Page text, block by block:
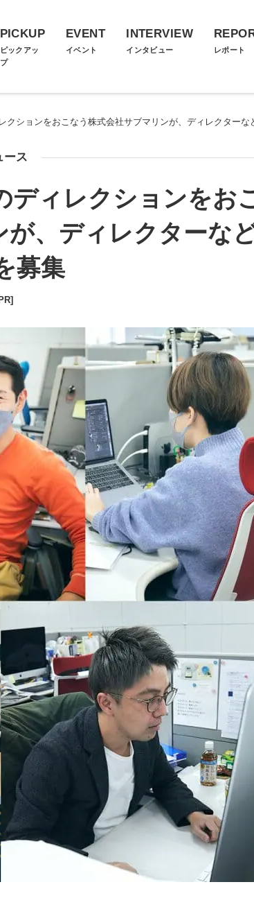
PICKUP
ピックアッ
プ
EVENT
イベント
INTERVIEW
インタビュー レポート
クションをおこなう株式会社サブマリンが、ディレクターな
ース
ディレクションをお
、ディレクターな
募集